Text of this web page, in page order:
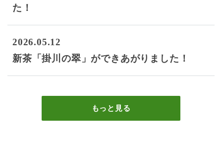
た！
2026.05.12
新茶「掛川の翠」ができあがりました！
もっと見る